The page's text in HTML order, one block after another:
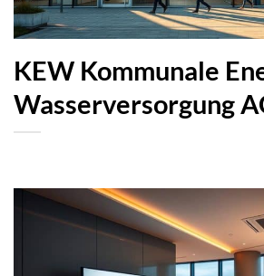
KEW Kommunale
Wasserversorgung